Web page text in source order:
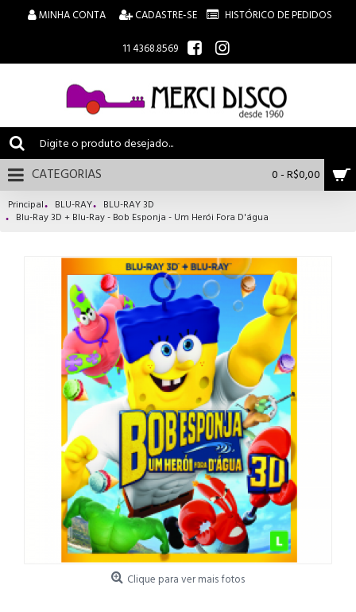
MINHA CONTA CADASTRE-SE
HISTÓRICO DE PEDIDOS
11 4368.8569
0 - R$0,00
CATEGORIAS
Principal BLU-RAY
BLU-RAY 3D
Blu-Ray 3D + Blu-Ray - Bob Esponja - Um Herói Fora D'água
Clique para ver mais fotos